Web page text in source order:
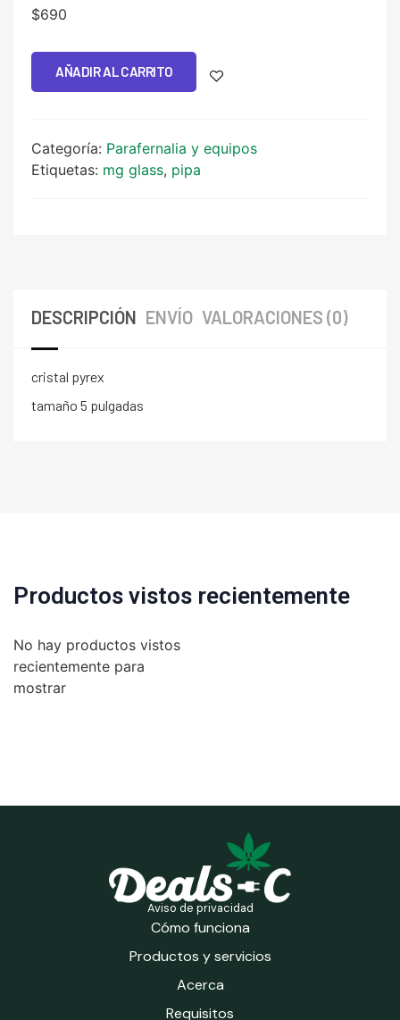
$690
AÑADIR AL CARRITO
Categoría: Parafernalia y equipos
Etiquetas: mg glass, pipa
DESCRIPCIÓN ENVÍO VALORACIONES (0)
cristal pyrex
tamaño 5 pulgadas
Productos vistos recientemente
No hay productos vistos
recientemente para
mostrar
Aviso de privacidad
Cómo funciona
Productos y servicios
Acerca
Requisitos